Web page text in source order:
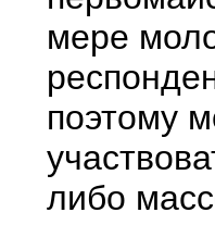
мере
поэтому
либо